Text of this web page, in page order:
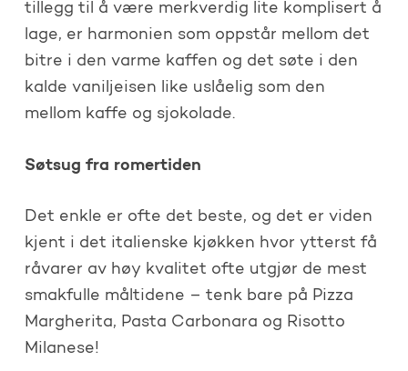
tillegg til å være merkverdig lite komplisert å
lage, er harmonien som oppstår mellom det
bitre i den varme kaffen og det søte i den
kalde vaniljeisen like uslåelig som den
mellom kaffe og sjokolade.
Søtsug fra romertiden
Det enkle er ofte det beste, og det er viden
kjent i det italienske kjøkken hvor ytterst få
råvarer av høy kvalitet ofte utgjør de mest
smakfulle måltidene – tenk bare på Pizza
Margherita, Pasta Carbonara og Risotto
Milanese!